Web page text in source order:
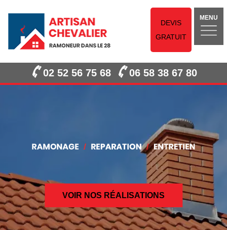
DEVIS
GRATUIT
MENU
02 52 56 75 68 06 58 38 67 80
VOIR NOS RÉALISATIONS